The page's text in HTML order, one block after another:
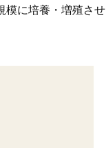
模に培養・増殖させ